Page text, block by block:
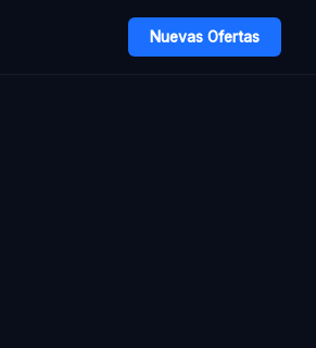
Nuevas Ofertas